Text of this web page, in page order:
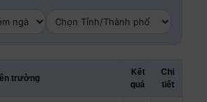
trường
Kết
quả
Chi
tiết